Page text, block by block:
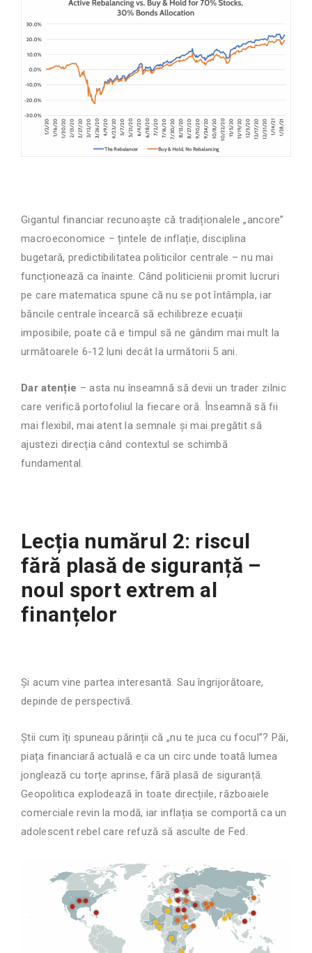
Gigantul financiar recunoaște că tradiționalele „ancore”
macroeconomice – țintele de inflație, disciplina
bugetară, predictibilitatea politicilor centrale – nu mai
funcționează ca înainte. Când politicienii promit lucruri
pe care matematica spune că nu se pot întâmpla, iar
băncile centrale încearcă să echilibreze ecuații
imposibile, poate că e timpul să ne gândim mai mult la
următoarele 6-12 luni decât la următorii 5 ani.
Dar atenție – asta nu înseamnă să devii un trader zilnic
care verifică portofoliul la fiecare oră. Înseamnă să fii
mai flexibil, mai atent la semnale și mai pregătit să
ajustezi direcția când contextul se schimbă
fundamental.
Lecția numărul 2: riscul
fără plasă de siguranță –
noul sport extrem al
finanțelor
Și acum vine partea interesantă. Sau îngrijorătoare,
depinde de perspectivă.
Știi cum îți spuneau părinții că „nu te juca cu focul”? Păi,
piața financiară actuală e ca un circ unde toată lumea
jonglează cu torțe aprinse, fără plasă de siguranță.
Geopolitica explodează în toate direcțiile, războaiele
comerciale revin la modă, iar inflația se comportă ca un
adolescent rebel care refuză să asculte de Fed.